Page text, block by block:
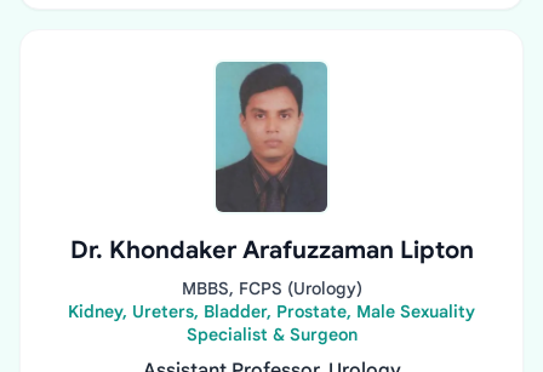
Dr. Khondaker Arafuzzaman Lipton
MBBS, FCPS (Urology)
Kidney, Ureters, Bladder, Prostate, Male Sexuality
Specialist & Surgeon